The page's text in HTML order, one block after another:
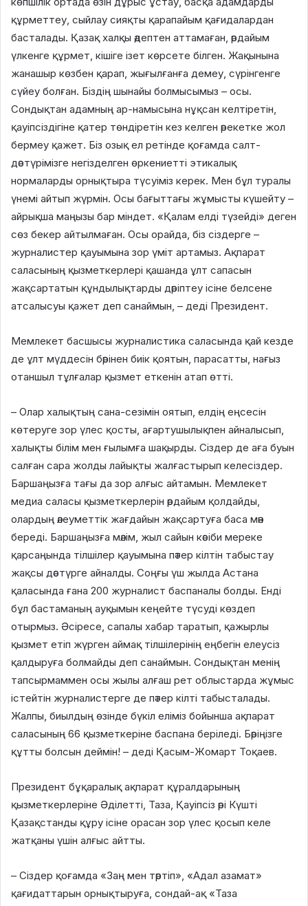
құрметтеу, сыйлау сияқты қарапайым қағидалардан
басталады. Қазақ халқы әдептен аттамаған, әрдайым
үлкенге құрмет, кішіге ізет көрсете білген. Жақынына
жанашыр көзбен қарап, жығылғанға демеу, сүрінгенге
сүйеу болған. Біздің шынайы болмысымыз – осы.
Сондықтан адамның ар-намысына нұқсан келтіретін,
қауіпсіздігіне қатер төндіретін кез келген әрекетке жол
бермеу қажет. Біз озық ел ретінде қоғамда салт-
дәстүрімізге негізделген өркениетті этикалық
нормаларды орнықтыра түсуіміз керек. Мен бұл туралы
үнемі айтып жүрмін. Осы бағыттағы жұмысты күшейту –
айрықша маңызы бар міндет. «Қалам елді түзейді» деген
сөз бекер айтылмаған. Осы орайда, біз сіздерге –
журналистер қауымына зор үміт артамыз. Ақпарат
саласының қызметкерлері қашанда ұлт сапасын
жақсартатын құндылықтарды дәріптеу ісіне белсене
атсалысуы қажет деп санаймын, – деді Президент.
Мемлекет басшысы журналистика саласында қай кезде
де ұлт мүддесін бәрінен биік қоятын, парасатты, нағыз
отаншыл тұлғалар қызмет еткенін атап өтті.
– Олар халықтың сана-сезімін оятып, елдің еңсесін
көтеруге зор үлес қосты, ағартушылықпен айналысып,
халықты білім мен ғылымға шақырды. Сіздер де аға буын
салған сара жолды лайықты жалғастырып келесіздер.
Баршаңызға тағы да зор алғыс айтамын. Мемлекет
медиа саласы қызметкерлерін әрдайым қолдайды,
олардың әлеуметтік жағдайын жақсартуға баса мән
береді. Баршаңызға мәлім, жыл сайын кәсіби мереке
қарсаңында тілшілер қауымына пәтер кілтін табыстау
жақсы дәстүрге айналды. Соңғы үш жылда Астана
қаласында ғана 200 журналист баспаналы болды. Енді
бұл бастаманың ауқымын кеңейте түсуді көздеп
отырмыз. Әсіресе, сапалы хабар таратып, қажырлы
қызмет етіп жүрген аймақ тілшілерінің еңбегін елеусіз
қалдыруға болмайды деп санаймын. Сондықтан менің
тапсырмаммен осы жылы алғаш рет облыстарда жұмыс
істейтін журналистерге де пәтер кілті табысталады.
Жалпы, биылдың өзінде бүкіл еліміз бойынша ақпарат
саласының 66 қызметкеріне баспана беріледі. Бәріңізге
құтты болсын деймін! – деді Қасым-Жомарт Тоқаев.
Президент бұқаралық ақпарат құралдарының
қызметкерлеріне Әділетті, Таза, Қауіпсіз әрі Күшті
Қазақстанды құру ісіне орасан зор үлес қосып келе
жатқаны үшін алғыс айтты.
– Сіздер қоғамда «Заң мен тәртіп», «Адал азамат»
қағидаттарын орнықтыруға, сондай-ақ «Таза